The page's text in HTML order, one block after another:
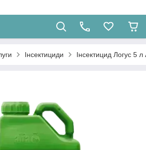
Інсектициди Інсектицид Логус 5